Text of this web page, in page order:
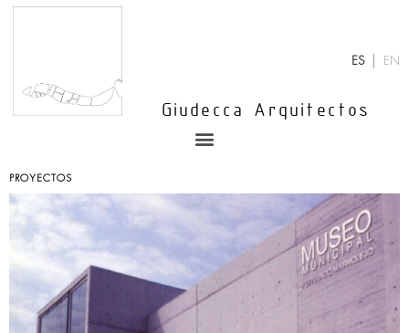
Giudecca Arquitectos
ES EN
Menu
PROYECTOS